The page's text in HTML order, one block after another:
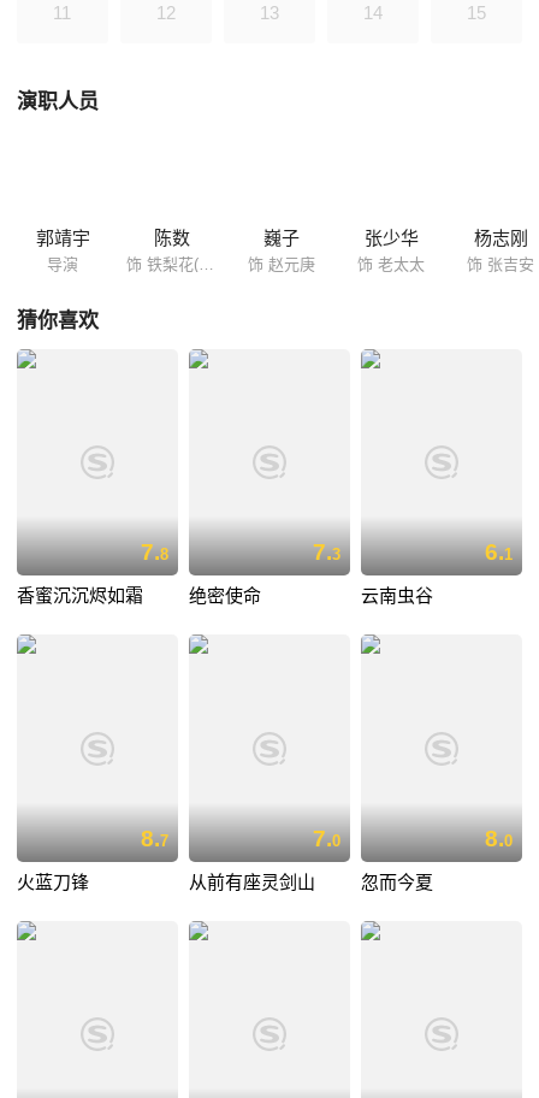
11 12 13 14 15
演职人员
郭靖宇
导演
陈数
饰 铁梨花(徐凤志)
巍子
饰 赵元庚
张少华
饰 老太太
杨志刚
饰 张吉安
猜你喜欢
7.8
香蜜沉沉烬如霜
7.3
绝密使命
6.1
云南虫谷
8.7
火蓝刀锋
7.0
从前有座灵剑山
8.0
忽而今夏